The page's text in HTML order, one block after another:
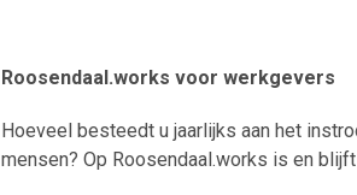
Roosendaal.works voor werkgevers
Hoeveel besteedt u jaarlijks aan het
mensen? Op Roosendaal.works is en